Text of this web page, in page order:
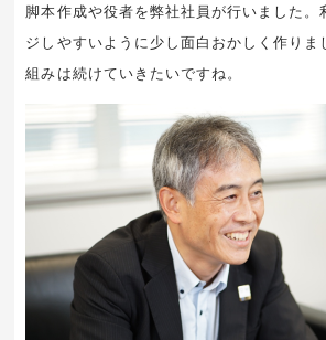
脚本作成や役者を弊社社員が行いました。
ジしやすいように少し面白おかしく作りま
組みは続けていきたいですね。